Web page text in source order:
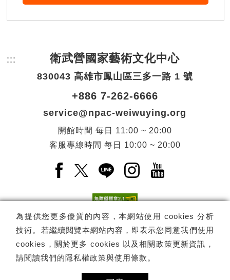
為提供您更多優質的內容，本網站使用 cookies 分析
技術。若繼續閱覽本網站內容，即表示您同意我們使用
cookies，關於更多 cookies 以及相關政策更新資訊，
請閱讀我們的隱私權政策與使用條款 。
::: 頁尾網站資訊。
衛武營國家藝術文化中心
830043 高雄市鳳山區三多一路 1 號
+886 7-262-6666
service@npac-weiwuying.org
開館時間 每日
11:00 ~ 20:00
客服專線時間 每日 10:00 ~ 20:00
Facebook(另開新視窗)
X(另開新視窗)
LINE(另開新視窗)
Instagram(另開新視
YouTube(另開
電子報訂閱 訂閱
Copyright © 國家表演藝術中心 -衛武營國家藝術文化中心